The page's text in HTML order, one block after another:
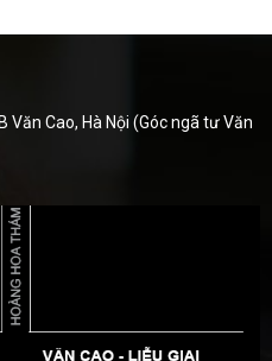
Văn Cao, Hà Nội (Góc ngã tư Văn